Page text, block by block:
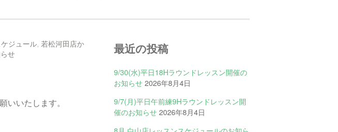
ジュール, 若松河田店か
せ
いいたします。
最近の投稿
9/30(水)平日18Hラウンドレッスン開催の
お知らせ2026年8月4日
9/7(月)平日午前練9Hラウンドレッスン開
催のお知らせ2026年8月4日